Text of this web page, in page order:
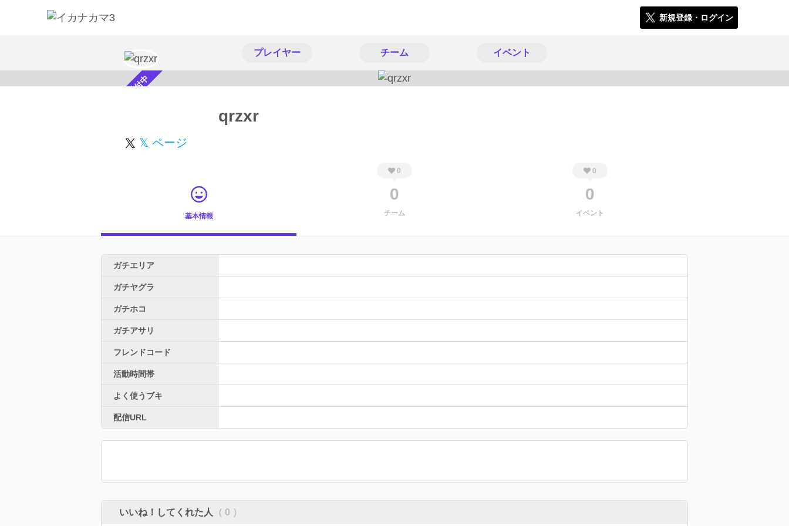
新規登録・ログイン
プレイヤー チーム イベント
スカウト受付中 qrzxr
𝕏 ページ
基本情報
0
0
チーム
0
0
イベント
ガチエリア
ガチヤグラ
ガチホコ
ガチアサリ
フレンドコード
活動時間帯
よく使うブキ
配信URL
いいね！してくれた人 （ 0 ）